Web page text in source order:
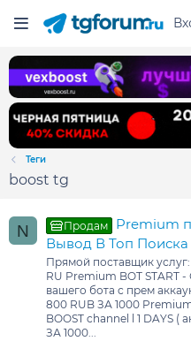
Теги
boost tg
N Продам
Premium
Вывод В Топ
Прямой поставщик
RU Premium BOT START
вашего бота с прем
800 RUB ЗА 1000
BOOST channel l 1 DAYS
ЗА 1000...